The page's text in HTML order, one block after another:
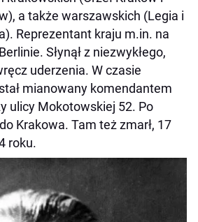
a także warszawskich (Legia i
Reprezentant kraju m.in. na
Słynął z niezwykłego,
uderzenia. W czasie
mianowany komendantem
ulicy Mokotowskiej 52. Po
Krakowa. Tam też zmarł, 17
roku.